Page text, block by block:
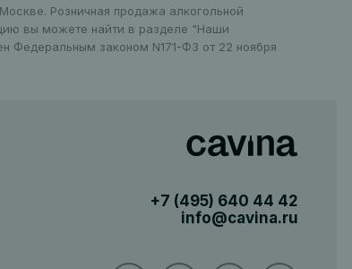
Розничная продажа алкогольной
вы можете найти в разделе "Наши
Федеральным законом N171-ФЗ от 22 ноября
+7 (495) 640 44 42
info@cavina.ru